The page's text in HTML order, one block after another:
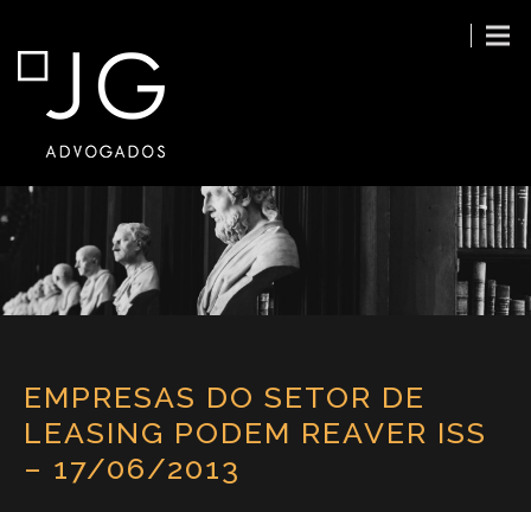
EMPRESAS DO SETOR DE
LEASING PODEM REAVER ISS
– 17/06/2013